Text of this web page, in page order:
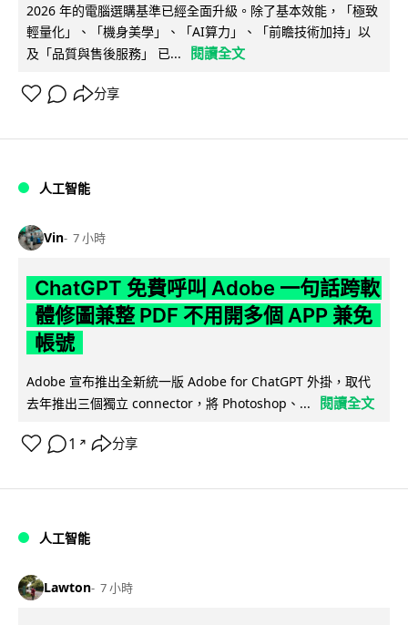
2026 年的電腦選購基準已經全面升級。除了基本效能，「極致
輕量化」、「機身美學」、「AI算力」、「前瞻技術加持」以
及「品質與售後服務」 已...
閱讀全文
分享
人工智能
Vin 7 小時
ChatGPT 免費呼叫 Adobe 一句話跨軟
體修圖兼整 PDF 不用開多個 APP 兼免
帳號
Adobe 宣布推出全新統一版 Adobe for ChatGPT 外掛，取代
去年推出三個獨立 connector，將 Photoshop、...
閱讀全文
1 ↗ 分享
人工智能
Lawton 7 小時